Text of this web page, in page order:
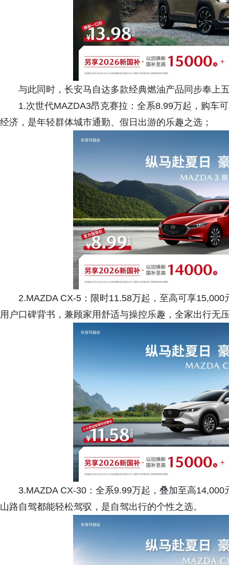
与此同时，长安马自达多款经典燃油产品同步奉上
1.次世代MAZDA3昂克赛拉：全系8.99万起，购车可
经济，是年轻群体城市通勤、假日出游的乐趣之选；
2.MAZDA CX-5：限时11.58万起，至高可享15,000
用户口碑背书，兼顾家用舒适与操控乐趣，全家出行无
3.MAZDA CX-30：全系9.99万起，叠加至高14,000
山路自驾都能轻松驾驭，是自驾出行的个性之选。